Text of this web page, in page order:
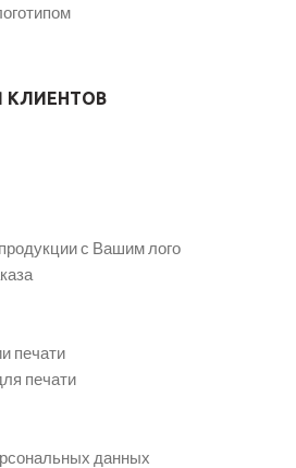
с Вашим лого
печати
печати
данных